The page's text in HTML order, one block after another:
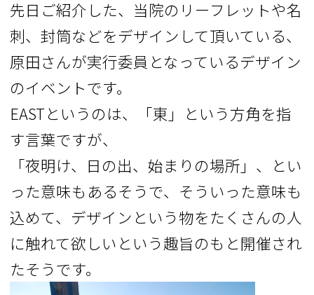
先日ご紹介した、当院のリーフレットや名
刺、封筒などをデザインして頂いている、
原田さんが実行委員となっているデザイン
のイベントです。
EASTというのは、「東」という方角を指
す言葉ですが、
「夜明け、日の出、始まりの場所」、とい
った意味もあるそうで、そういった意味も
込めて、デザインという物をたくさんの人
に触れて欲しいという趣旨のもと開催され
たそうです。